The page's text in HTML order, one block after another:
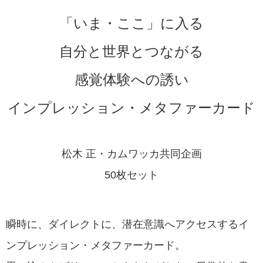
「いま・ここ」に入る
自分と世界とつながる
感覚体験への誘い
インプレッション・メタファーカード
松木 正・カムワッカ共同企画
50枚セット
瞬時に、ダイレクトに、潜在意識へアクセスするイ
ンプレッション・メタファーカード。